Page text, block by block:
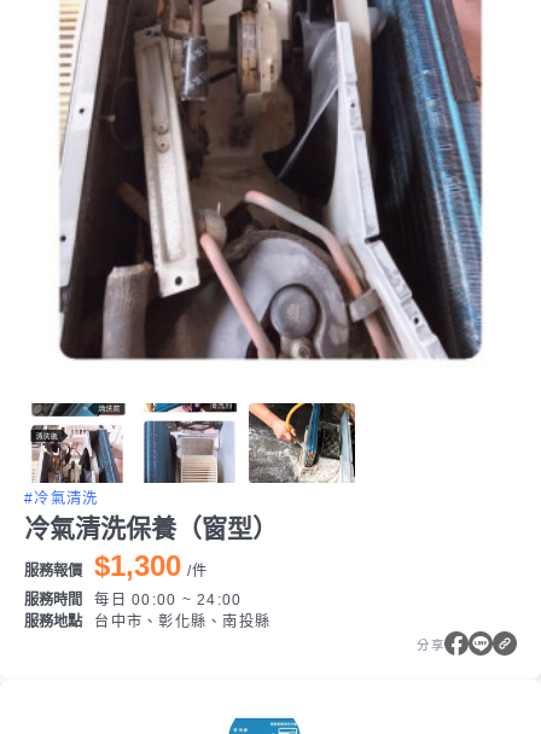
#冷氣清洗
冷氣清洗保養（窗型）
服務報價 $1,300 /件
服務時間
每日 00:00 ~ 24:00
服務地點
台中市、彰化縣、南投縣
分享